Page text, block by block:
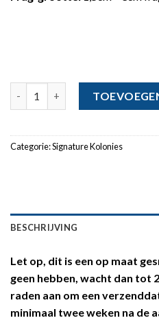
Categorie:Signature Kolonies
BESCHRIJVING
Let op, dit is een op maat
geen hebben, wacht dan tot
raden aan om een
minimaal twee weken na de